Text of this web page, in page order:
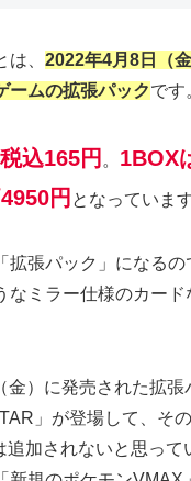
は、 2022年4月8日（
ームの拡張パックです
込165円 。 1BOX
円 となっています
拡張パック」になる
なミラー仕様のカード
金）に発売された拡張
」が登場して、そ
追加されないと思って